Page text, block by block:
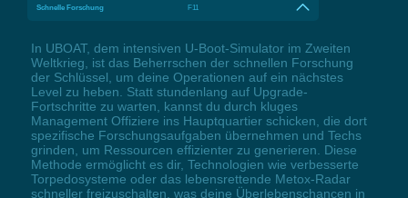
Schnelle Forschung F11
In UBOAT, dem intensiven U-Boot-Simulator im Zweiten
Weltkrieg, ist das Beherrschen der schnellen Forschung
der Schlüssel, um deine Operationen auf ein nächstes
Level zu heben. Statt stundenlang auf Upgrade-
Fortschritte zu warten, kannst du durch kluges
Management Offiziere ins Hauptquartier schicken, die dort
spezifische Forschungsaufgaben übernehmen und Techs
grinden, um Ressourcen effizienter zu generieren. Diese
Methode ermöglicht es dir, Technologien wie verbesserte
Torpedosysteme oder das lebensrettende Metox-Radar
schneller freizuschalten, was deine Überlebenschancen in